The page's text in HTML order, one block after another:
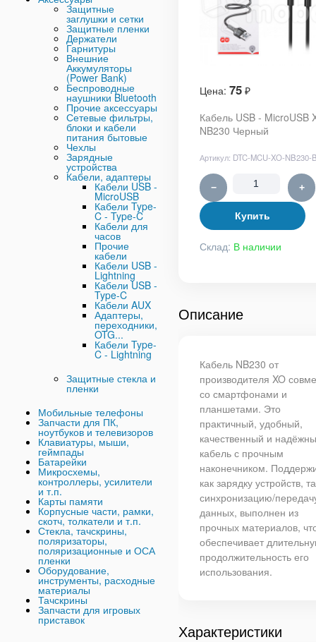
Защитные
заглушки и сетки
Защитные пленки
Держатели
Гарнитуры
Внешние
Аккумуляторы
(Power Bank)
Беспроводные
наушники Bluetooth
Прочие аксессуары
Сетевые фильтры,
блоки и кабели
питания бытовые
Чехлы
Зарядные
устройства
Кабели, адаптеры
Кабели USB -
MicroUSB
Кабели Type-
C - Type-C
Кабели для
часов
Прочие
кабели
Кабели USB -
Lightning
Кабели USB -
Type-C
Кабели AUX
Адаптеры,
переходники,
OTG...
Кабели Type-
C - Lightning
Защитные стекла и
пленки
Мобильные телефоны
Запчасти для ПК,
ноутбуков и телевизоров
Клавиатуры, мыши,
геймпады
Батарейки
Микросхемы,
контроллеры, усилители
и т.п.
Карты памяти
Корпусные части, рамки,
скотч, толкатели и т.п.
Стекла, тачскрины,
поляризаторы,
поляризационные и ОСА
пленки
Оборудование,
инструменты, расходные
материалы
Тачскрины
Запчасти для игровых
приставок
Цена: 75 ₽
Кабель USB - MicroUSB
NB230 Черный
Артикул: DTC-MCU-XO-NB230-
− +
Купить
Склад: В наличии
Описание
Кабель NB230 от
производителя XO
со смартфонами и
планшетами. Это
практичный, удобный,
качественный и
кабель с прочным
наконечником.
как зарядку устройств,
синхронизацию/
данных, выполнен из
прочных материалов,
обеспечивает
продолжительность его
использования.
Характеристики